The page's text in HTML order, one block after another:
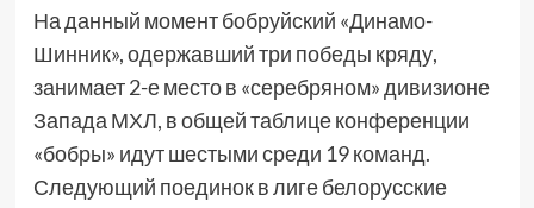
На данный момент бобруйский «Динамо-
Шинник», одержавший три победы кряду,
занимает 2-е место в «серебряном» дивизионе
Запада МХЛ, в общей таблице конференции
«бобры» идут шестыми среди 19 команд.
Следующий поединок в лиге белорусские